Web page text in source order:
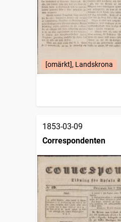
[omärkt], Landskrona
1853-03-09
Correspondenten